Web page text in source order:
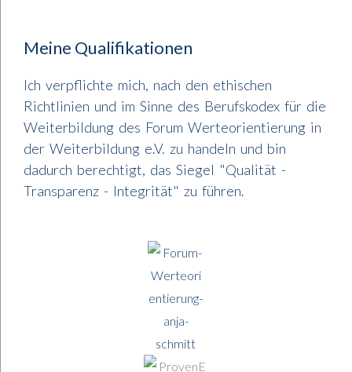
Meine Qualifikationen
Ich verpflichte mich, nach den ethischen
Richtlinien und im Sinne des Berufskodex für die
Weiterbildung des Forum Werteorientierung in
der Weiterbildung e.V. zu handeln und bin
dadurch berechtigt, das Siegel "Qualität -
Transparenz - Integrität" zu führen.